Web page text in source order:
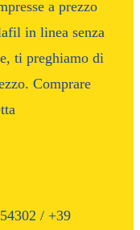
a prezzo
in linea senza
ti preghiamo di
Comprare
/ +39